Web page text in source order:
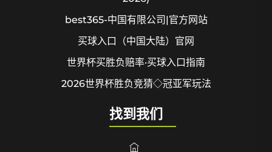
best365-中国有限公司|官方网站
买球入口（中国大陆）官网
世界杯买胜负赔率·买球入口指南
2026世界杯胜负竞猜◇冠亚军玩法
找到我们